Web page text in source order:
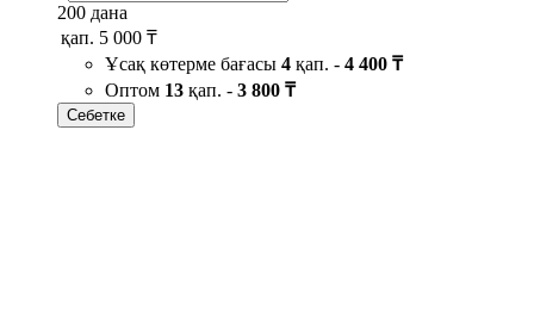
200 дана
қап. 5 000 ₸
Ұсақ көтерме бағасы 4 қап. - 4 400 ₸
Оптом 13 қап. - 3 800 ₸
Себетке